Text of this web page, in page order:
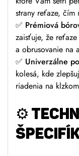
strany reťaze, čím
✅ Prémiová
zaisťuje, že
a obrusovanie na
✅ Univerzálne
kolesá, kde
riadenia na
⚙️